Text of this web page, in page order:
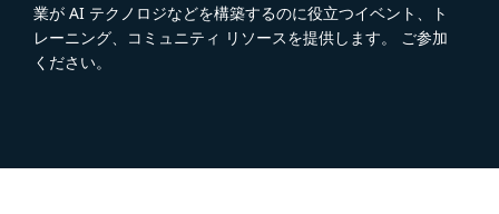
業が AI テクノロジなどを構築するのに役立つイベント、ト
レーニング、コミュニティ リソースを提供します。 ご参加
ください。